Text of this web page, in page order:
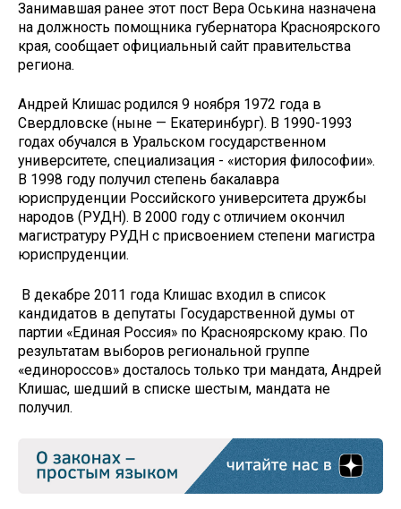
Занимавшая ранее этот пост Вера Оськина назначена
на должность помощника губернатора Красноярского
края, сообщает официальный сайт правительства
региона.
Андрей Клишас родился 9 ноября 1972 года в
Свердловске (ныне — Екатеринбург). В 1990-1993
годах обучался в Уральском государственном
университете, специализация - «история философии».
В 1998 году получил степень бакалавра
юриспруденции Российского университета дружбы
народов (РУДН). В 2000 году с отличием окончил
магистратуру РУДН с присвоением степени магистра
юриспруденции.
В декабре 2011 года Клишас входил в список
кандидатов в депутаты Государственной думы от
партии «Единая Россия» по Красноярскому краю. По
результатам выборов региональной группе
«единороссов» досталось только три мандата, Андрей
Клишас, шедший в списке шестым, мандата не
получил.